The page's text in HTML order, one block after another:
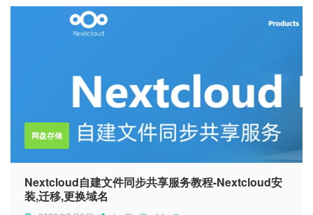
网盘存储
Nextcloud自建文件同步共享服务教程-Nextcloud安
装,迁移,更换域名